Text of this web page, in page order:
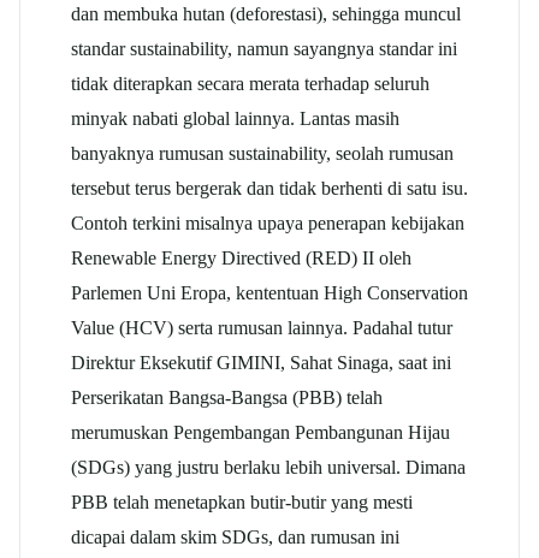
dan membuka hutan (deforestasi), sehingga muncul
standar sustainability, namun sayangnya standar ini
tidak diterapkan secara merata terhadap seluruh
minyak nabati global lainnya. Lantas masih
banyaknya rumusan sustainability, seolah rumusan
tersebut terus bergerak dan tidak berhenti di satu isu.
Contoh terkini misalnya upaya penerapan kebijakan
Renewable Energy Directived (RED) II oleh
Parlemen Uni Eropa, kententuan High Conservation
Value (HCV) serta rumusan lainnya. Padahal tutur
Direktur Eksekutif GIMINI, Sahat Sinaga, saat ini
Perserikatan Bangsa-Bangsa (PBB) telah
merumuskan Pengembangan Pembangunan Hijau
(SDGs) yang justru berlaku lebih universal. Dimana
PBB telah menetapkan butir-butir yang mesti
dicapai dalam skim SDGs, dan rumusan ini